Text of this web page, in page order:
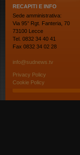
RECAPITI E INFO
Sede amministrativa:
Via 95° Rgt. Fanteria, 70
73100 Lecce
Tel. 0832 34 40 41
Fax 0832 34 02 28
info@sudnews.tv
Privacy Policy
Cookie Policy